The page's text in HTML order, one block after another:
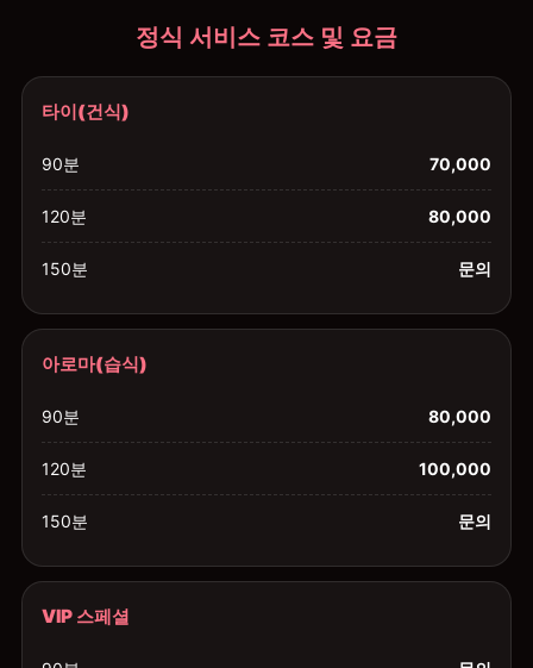
정식 서비스 코스 및 요금
타이(건식)
90분 70,000
120분 80,000
150분 문의
아로마(습식)
90분 80,000
120분 100,000
150분 문의
VIP 스페셜